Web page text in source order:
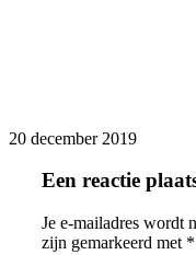
20 december 2019
Een reactie
Je e-mailadres wordt
zijn gemarkeerd met *